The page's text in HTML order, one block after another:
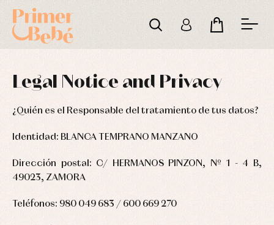
Legal Notice and Privacy
¿Quién es el Responsable del tratamiento de tus datos?
Identidad: BLANCA TEMPRANO MANZANO
Dirección postal: C/ HERMANOS PINZON, Nº 1 - 4 B,
49023, ZAMORA
Teléfonos: 980 049 683 / 600 669 270